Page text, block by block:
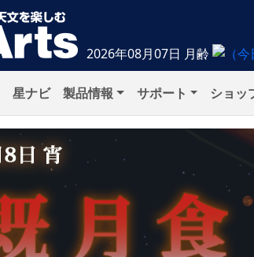
2026年08月07日 月齢
星ナビ 製品情報 サポート ショッ